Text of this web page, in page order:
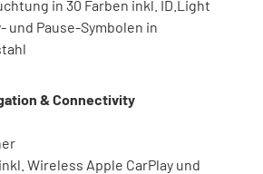
in 30 Farben inkl. ID.Light
und Pause-Symbolen in
& Connectivity
Wireless Apple CarPlay und